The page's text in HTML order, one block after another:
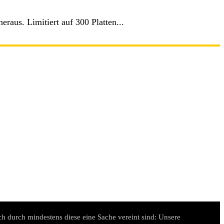
Limitiert auf 300 Platten...
mindestens diese eine Sache vereint sind: Unsere